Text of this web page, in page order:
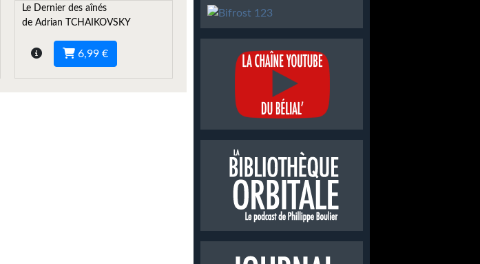
Le Dernier des aînés
de Adrian TCHAIKOVSKY
6,99 €